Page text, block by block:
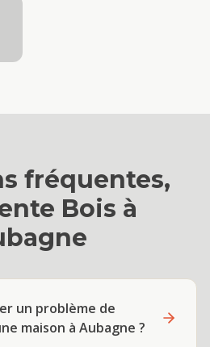
fréquentes,
Bois à
un problème de
maison à Aubagne ?